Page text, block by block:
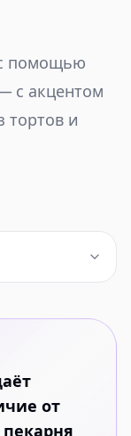
помощью
с акцентом
тортов и
от